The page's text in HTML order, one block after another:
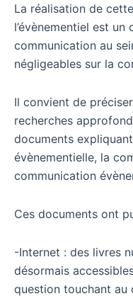
La réalisation de
l’évènementiel est
communication au
négligeables sur la
Il convient de
recherches
documents
évènementielle, la
communication
Ces documents ont
-Internet : des livres
désormais
question touchant au